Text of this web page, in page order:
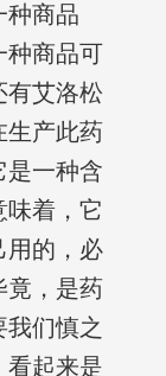
种商品
种商品可
有艾洛松
生产此药
是一种含
味着，它
用的，必
竟，是药
们慎之
看起来是